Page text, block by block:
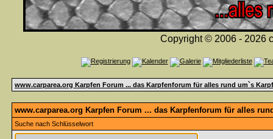
Copyright © 2006 - 2026
www.carparea.org Karpfen Forum ... das Karpfenforum für alles rund um`s
www.carparea.org Karpfen Forum ... das Karpfenforum für alles
Suche nach Schlüsselwort